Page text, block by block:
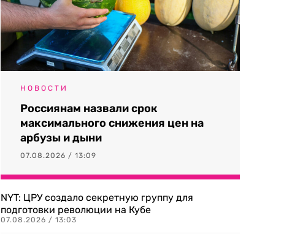
НОВОСТИ
Россиянам назвали срок
максимального снижения цен на
арбузы и дыни
07.08.2026 / 13:09
NYT: ЦРУ создало секретную группу для
подготовки революции на Кубе
07.08.2026 / 13:03